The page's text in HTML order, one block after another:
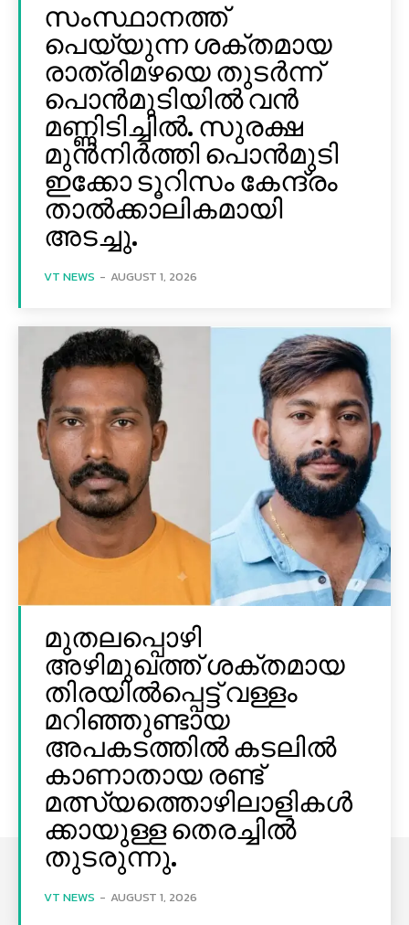
സംസ്ഥാനത്ത്
പെയ്യുന്ന ശക്തമായ
രാത്രിമഴയെ തുടർന്ന്
പൊൻമുടിയില്‍ വൻ
മണ്ണിടിച്ചില്‍. സുരക്ഷ
മുൻനിർത്തി പൊൻമുടി
ഇക്കോ ടൂറിസം കേന്ദ്രം
താല്‍ക്കാലികമായി
അടച്ചു.
VT NEWS - AUGUST 1, 2026
മുതലപ്പൊഴി
അഴിമുഖത്ത് ശക്തമായ
തിരയിൽപ്പെട്ട് വള്ളം
മറിഞ്ഞുണ്ടായ
അപകടത്തിൽ കടലിൽ
കാണാതായ രണ്ട്
മത്സ്യത്തൊഴിലാളികൾ
ക്കായുള്ള തെരച്ചിൽ
തുടരുന്നു.
VT NEWS - AUGUST 1, 2026